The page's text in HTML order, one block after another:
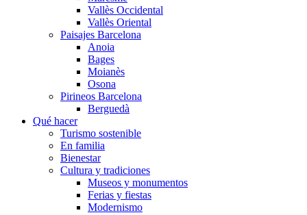
Vallès Occidental
Vallès Oriental
Paisajes Barcelona
Anoia
Bages
Moianès
Osona
Pirineos Barcelona
Berguedà
Qué hacer
Turismo sostenible
En familia
Bienestar
Cultura y tradiciones
Museos y monumentos
Ferias y fiestas
Modernismo